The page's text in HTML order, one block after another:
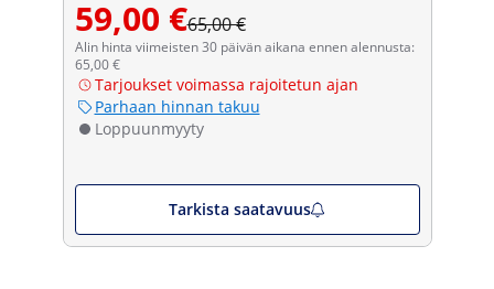
59,00 €65,00 €
Alin hinta viimeisten 30 päivän aikana ennen alennusta:
65,00 €
Tarjoukset voimassa rajoitetun ajan
Parhaan hinnan takuu
Loppuunmyyty
Tarkista saatavuus